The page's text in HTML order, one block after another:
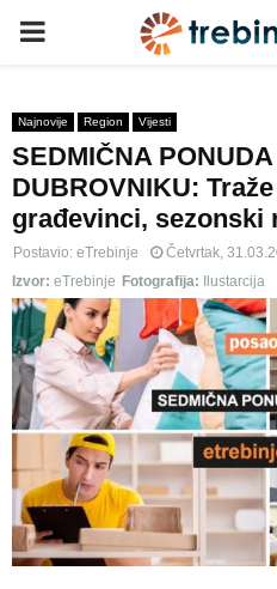
P
I
M
A
R
Y
M
E
Najnovije Region Vijesti
SEDMIČNA
DUBROVNIKU:
građevinci,
Postavio: eTrebinje Četvrtak,
Izvor: eTrebinje Fotografija: Ilustarcija